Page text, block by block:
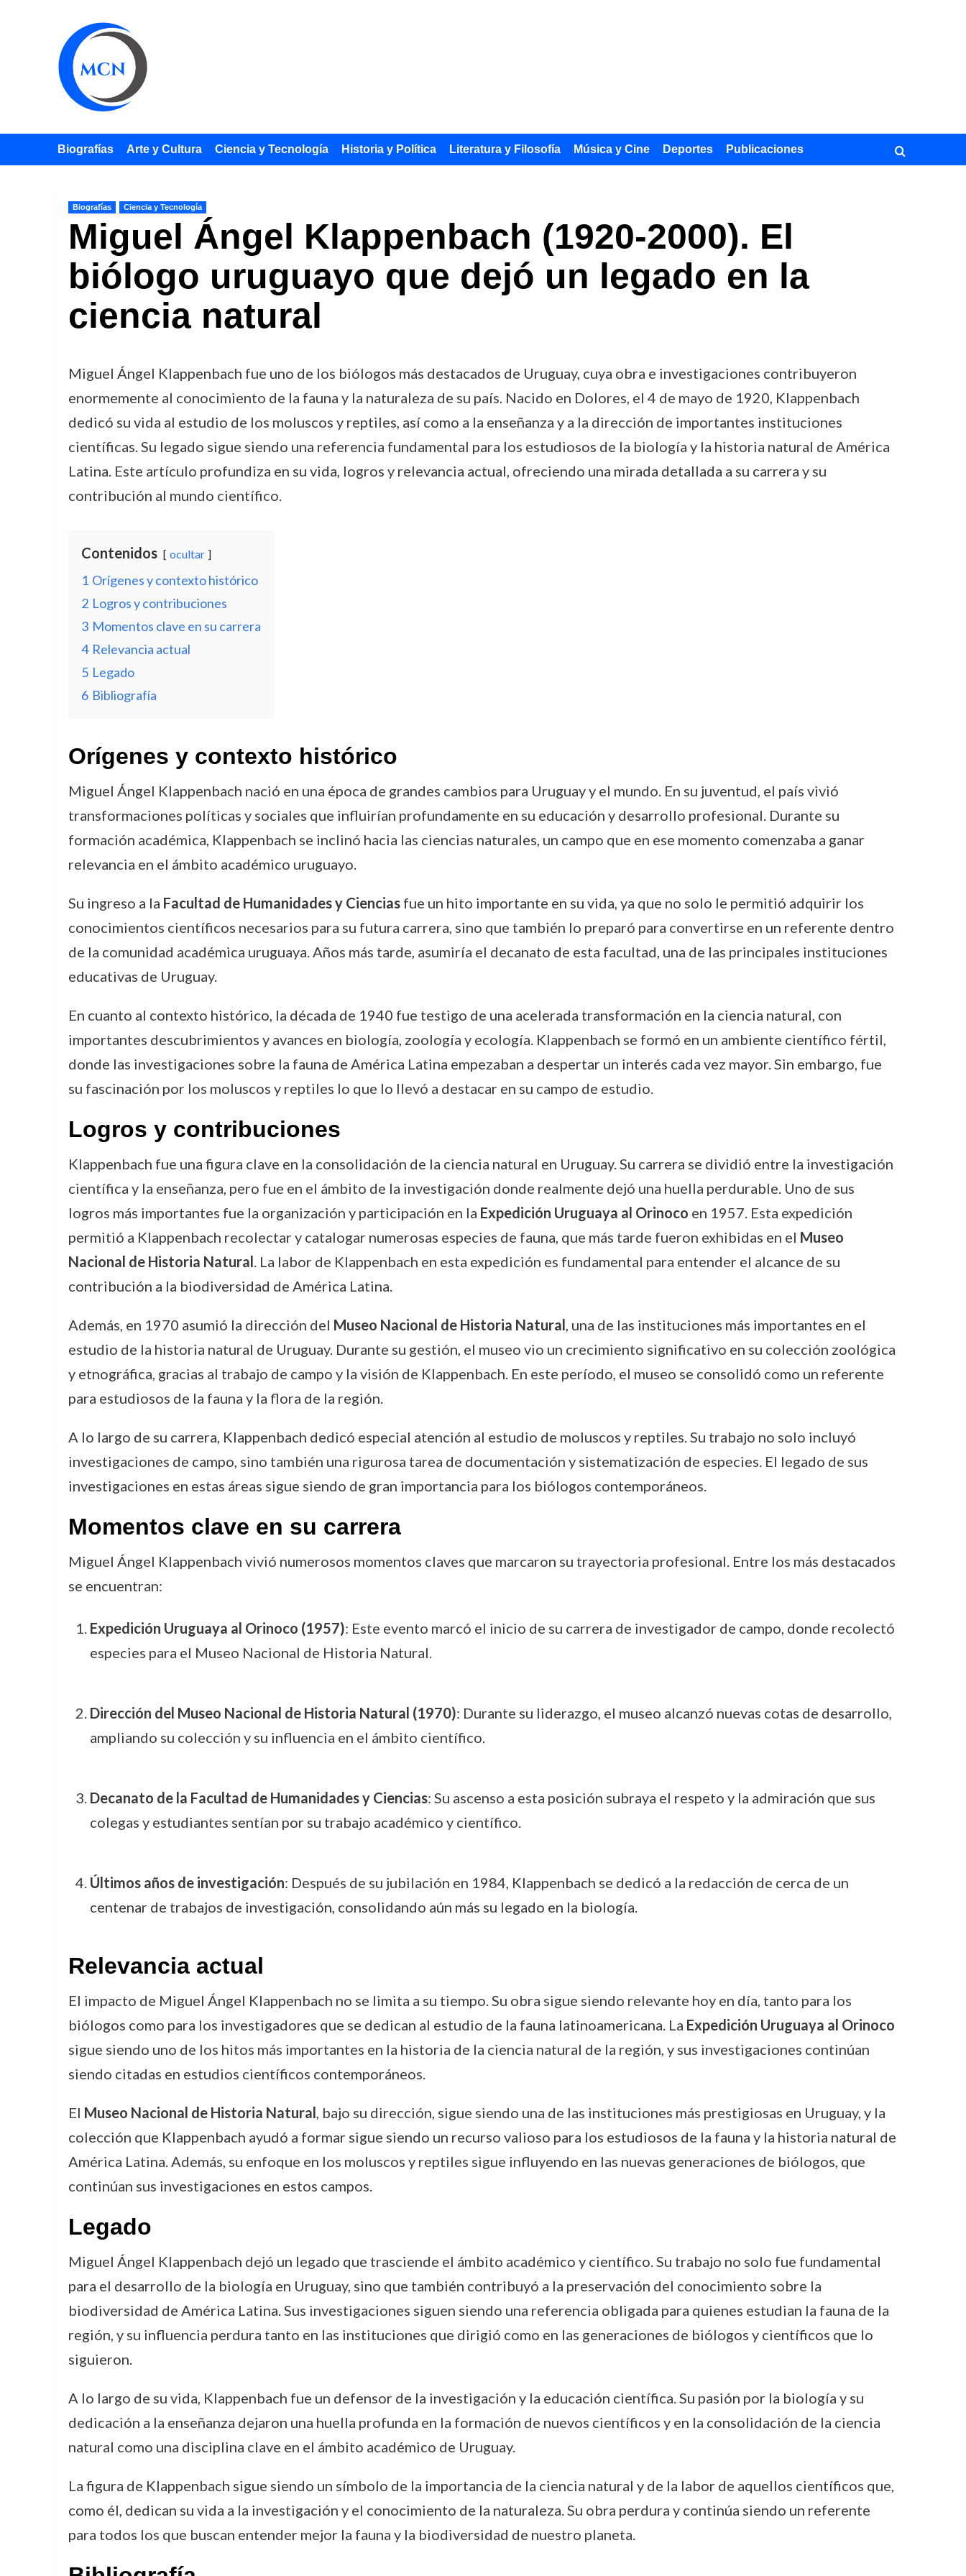
Biografías Arte y Cultura Ciencia y Tecnología Historia y Política Literatura y Filosofía Música y Cine Deportes Publicaciones
Biografías Ciencia y Tecnología
Miguel Ángel Klappenbach (1920-2000). El
biólogo uruguayo que dejó un legado en la
ciencia natural
Miguel Ángel Klappenbach fue uno de los biólogos más destacados de Uruguay, cuya obra e investigaciones contribuyeron
enormemente al conocimiento de la fauna y la naturaleza de su país. Nacido en Dolores, el 4 de mayo de 1920, Klappenbach
dedicó su vida al estudio de los moluscos y reptiles, así como a la enseñanza y a la dirección de importantes instituciones
científicas. Su legado sigue siendo una referencia fundamental para los estudiosos de la biología y la historia natural de América
Latina. Este artículo profundiza en su vida, logros y relevancia actual, ofreciendo una mirada detallada a su carrera y su
contribución al mundo científico.
Contenidos ocultar
1 Orígenes y contexto histórico
2 Logros y contribuciones
3 Momentos clave en su carrera
4 Relevancia actual
5 Legado
6 Bibliografía
Orígenes y contexto histórico
Miguel Ángel Klappenbach nació en una época de grandes cambios para Uruguay y el mundo. En su juventud, el país vivió
transformaciones políticas y sociales que influirían profundamente en su educación y desarrollo profesional. Durante su
formación académica, Klappenbach se inclinó hacia las ciencias naturales, un campo que en ese momento comenzaba a ganar
relevancia en el ámbito académico uruguayo.
Su ingreso a la Facultad de Humanidades y Cienciasfue un hito importante en su vida, ya que no solo le permitió adquirir los
conocimientos científicos necesarios para su futura carrera, sino que también lo preparó para convertirse en un referente dentro
de la comunidad académica uruguaya. Años más tarde, asumiría el decanato de esta facultad, una de las principales instituciones
educativas de Uruguay.
En cuanto al contexto histórico, la década de 1940 fue testigo de una acelerada transformación en la ciencia natural, con
importantes descubrimientos y avances en biología, zoología y ecología. Klappenbach se formó en un ambiente científico fértil,
donde las investigaciones sobre la fauna de América Latina empezaban a despertar un interés cada vez mayor. Sin embargo, fue
su fascinación por los moluscos y reptiles lo que lo llevó a destacar en su campo de estudio.
Logros y contribuciones
Klappenbach fue una figura clave en la consolidación de la ciencia natural en Uruguay. Su carrera se dividió entre la investigación
científica y la enseñanza, pero fue en el ámbito de la investigación donde realmente dejó una huella perdurable. Uno de sus
logros más importantes fue la organización y participación en la Expedición Uruguaya al Orinoco en 1957. Esta expedición
permitió a Klappenbach recolectar y catalogar numerosas especies de fauna, que más tarde fueron exhibidas en el Museo
Nacional de Historia Natural. La labor de Klappenbach en esta expedición es fundamental para entender el alcance de su
contribución a la biodiversidad de América Latina.
Además, en 1970 asumió la dirección del Museo Nacional de Historia Natural, una de las instituciones más importantes en el
estudio de la historia natural de Uruguay. Durante su gestión, el museo vio un crecimiento significativo en su colección zoológica
y etnográfica, gracias al trabajo de campo y la visión de Klappenbach. En este período, el museo se consolidó como un referente
para estudiosos de la fauna y la flora de la región.
A lo largo de su carrera, Klappenbach dedicó especial atención al estudio de moluscos y reptiles. Su trabajo no solo incluyó
investigaciones de campo, sino también una rigurosa tarea de documentación y sistematización de especies. El legado de sus
investigaciones en estas áreas sigue siendo de gran importancia para los biólogos contemporáneos.
Momentos clave en su carrera
Miguel Ángel Klappenbach vivió numerosos momentos claves que marcaron su trayectoria profesional. Entre los más destacados
se encuentran:
Expedición Uruguaya al Orinoco (1957): Este evento marcó el inicio de su carrera de investigador de campo, donde recolectó
especies para el Museo Nacional de Historia Natural.
Dirección del Museo Nacional de Historia Natural (1970): Durante su liderazgo, el museo alcanzó nuevas cotas de desarrollo,
ampliando su colección y su influencia en el ámbito científico.
Decanato de la Facultad de Humanidades y Ciencias: Su ascenso a esta posición subraya el respeto y la admiración que sus
colegas y estudiantes sentían por su trabajo académico y científico.
Últimos años de investigación: Después de su jubilación en 1984, Klappenbach se dedicó a la redacción de cerca de un
centenar de trabajos de investigación, consolidando aún más su legado en la biología.
Relevancia actual
El impacto de Miguel Ángel Klappenbach no se limita a su tiempo. Su obra sigue siendo relevante hoy en día, tanto para los
biólogos como para los investigadores que se dedican al estudio de la fauna latinoamericana. La Expedición Uruguaya al Orinoco
sigue siendo uno de los hitos más importantes en la historia de la ciencia natural de la región, y sus investigaciones continúan
siendo citadas en estudios científicos contemporáneos.
El Museo Nacional de Historia Natural, bajo su dirección, sigue siendo una de las instituciones más prestigiosas en Uruguay, y la
colección que Klappenbach ayudó a formar sigue siendo un recurso valioso para los estudiosos de la fauna y la historia natural de
América Latina. Además, su enfoque en los moluscos y reptiles sigue influyendo en las nuevas generaciones de biólogos, que
continúan sus investigaciones en estos campos.
Legado
Miguel Ángel Klappenbach dejó un legado que trasciende el ámbito académico y científico. Su trabajo no solo fue fundamental
para el desarrollo de la biología en Uruguay, sino que también contribuyó a la preservación del conocimiento sobre la
biodiversidad de América Latina. Sus investigaciones siguen siendo una referencia obligada para quienes estudian la fauna de la
región, y su influencia perdura tanto en las instituciones que dirigió como en las generaciones de biólogos y científicos que lo
siguieron.
A lo largo de su vida, Klappenbach fue un defensor de la investigación y la educación científica. Su pasión por la biología y su
dedicación a la enseñanza dejaron una huella profunda en la formación de nuevos científicos y en la consolidación de la ciencia
natural como una disciplina clave en el ámbito académico de Uruguay.
La figura de Klappenbach sigue siendo un símbolo de la importancia de la ciencia natural y de la labor de aquellos científicos que,
como él, dedican su vida a la investigación y el conocimiento de la naturaleza. Su obra perdura y continúa siendo un referente
para todos los que buscan entender mejor la fauna y la biodiversidad de nuestro planeta.